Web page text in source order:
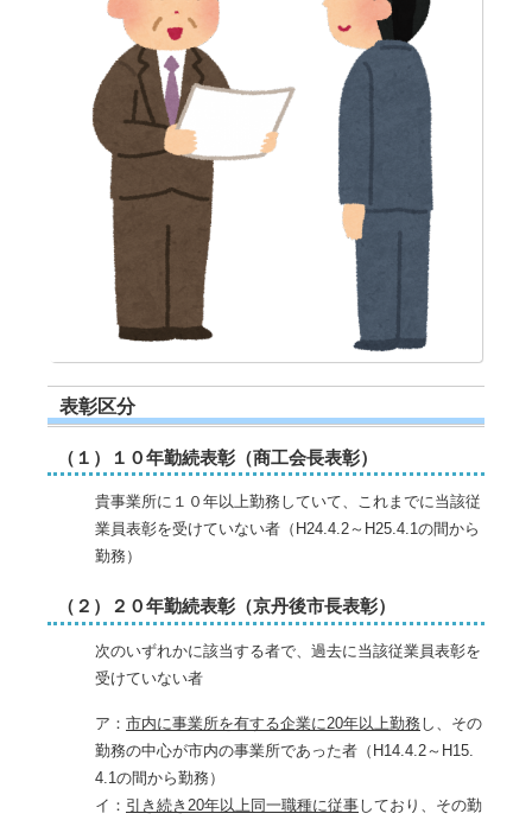
表彰区分
（１）１０年勤続表彰（商工会長表彰）
貴事業所に１０年以上勤務していて、これまでに当該従
業員表彰を受けていない者（H24.4.2～H25.4.1の間から
勤務）
（２）２０年勤続表彰（京丹後市長表彰）
次のいずれかに該当する者で、過去に当該従業員表彰を
受けていない者
ア： 市内に事業所を有する企業に20年以上勤務し、その
勤務の中心が市内の事業所であった者（H14.4.2～H15.
4.1の間から勤務）
イ： 引き続き20年以上同一職種に従事しており、その勤